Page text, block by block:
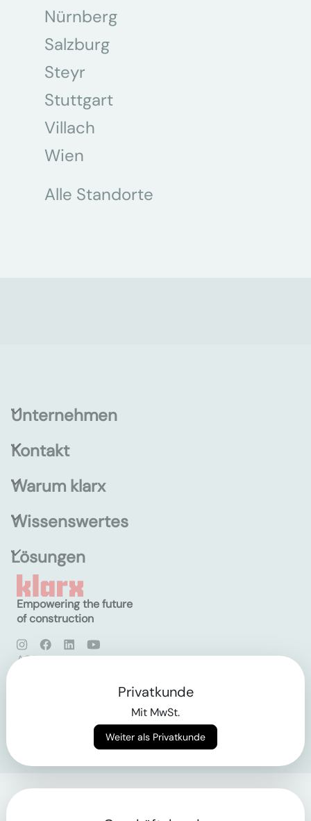
Nürnberg
Salzburg
Steyr
Stuttgart
Villach
Wien
Alle Standorte
Unternehmen
Kontakt
Warum klarx
Wissenswertes
Lösungen
Empowering the future
of construction
AGB
Privatkunde
Mit MwSt.
Weiter als Privatkunde